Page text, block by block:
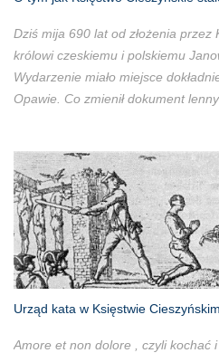
Dziś mija 690 lat od złożenia przez
królowi czeskiemu i polskiemu
Wydarzenie miało miejsce
Opawie. Co zmienił dokument
Urząd kata w Księstwie Cieszyńskim
Amore et non dolore , czyli kochać